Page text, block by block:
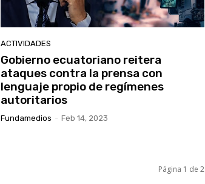
ACTIVIDADES
Gobierno ecuatoriano reitera
ataques contra la prensa con
lenguaje propio de regímenes
autoritarios
Fundamedios - Feb 14, 2023
Página 1 de 2